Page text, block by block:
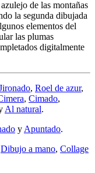
de las montañas
la segunda dibujada
elementos del
las plumas
digitalmente
, Roel de azur,
, Cimado,
Al natural.
y Apuntado.
Dibujo a mano, Collage